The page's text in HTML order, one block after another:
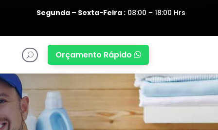
Segunda – Sexta-Feira :08:00 – 18:00 Hrs
U Orçamento Rápido 